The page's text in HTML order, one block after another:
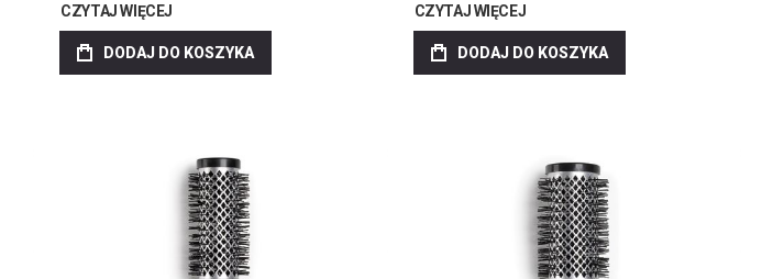
CZYTAJ WIĘCEJ
DODAJ DO KOSZYKA
CZYTAJ WIĘCEJ
DODAJ DO KOSZYKA